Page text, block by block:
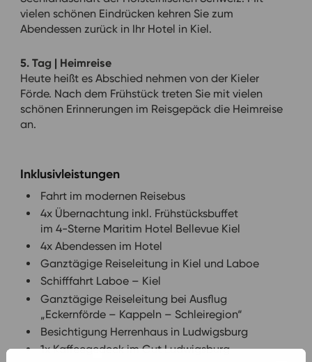
vielen schönen Eindrücken kehren Sie zum
Abendessen zurück in Ihr Hotel in Kiel.
5. Tag | Heimreise
Heute heißt es Abschied nehmen von der Kieler
Förde. Nach dem Frühstück treten Sie mit vielen
schönen Erinnerungen im Reisgepäck die Heimreise
an.
Inklusivleistungen
Fahrt im modernen Reisebus
4x Übernachtung inkl. Frühstücksbuffet
im 4-Sterne Maritim Hotel Bellevue Kiel
4x Abendessen im Hotel
Ganztägige Reiseleitung in Kiel und Laboe
Schifffahrt Laboe – Kiel
Ganztägige Reiseleitung bei Ausflug
„Eckernförde – Kappeln – Schleiregion“
Besichtigung Herrenhaus in Ludwigsburg
1x Kaffeegedeck im Gut Ludwigsburg